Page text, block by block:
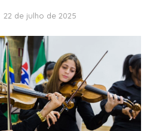
22 de julho de 2025